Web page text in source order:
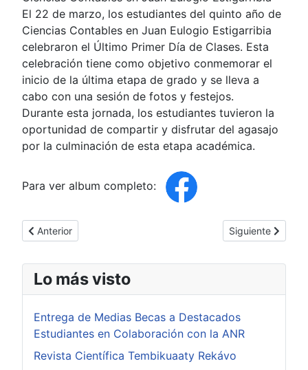
El 22 de marzo, los estudiantes del quinto año de
Ciencias Contables en Juan Eulogio Estigarribia
celebraron el Último Primer Día de Clases. Esta
celebración tiene como objetivo conmemorar el
inicio de la última etapa de grado y se lleva a
cabo con una sesión de fotos y festejos.
Durante esta jornada, los estudiantes tuvieron la
oportunidad de compartir y disfrutar del agasajo
por la culminación de esta etapa académica.
Para ver album completo:
Artículo anterior: Visita Guiada y Conferencia sobre
Anterior Artículo
Siguiente
Lo más visto
Entrega de Medias Becas a Destacados
Estudiantes en Colaboración con la ANR
Revista Científica Tembikuaaty Rekávo